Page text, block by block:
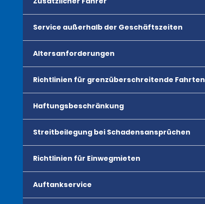
Service außerhalb der Geschäftszeiten
Altersanforderungen
Richtlinien für grenzüberschreitende Fahrten
Haftungsbeschränkung
Streitbeilegung bei Schadensansprüchen
Richtlinien für Einwegmieten
Auftankservice